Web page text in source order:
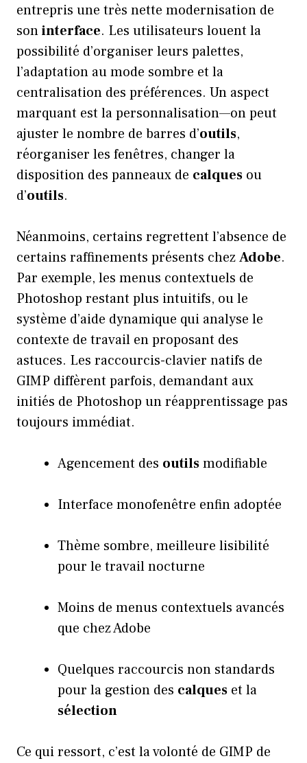
entrepris une très nette modernisation de
soninterface. Les utilisateurs louent la
possibilité d’organiser leurs palettes,
l’adaptation au mode sombre et la
centralisation des préférences. Un aspect
marquant est la personnalisation—on peut
ajuster le nombre de barres d’outils,
réorganiser les fenêtres, changer la
disposition des panneaux de calques ou
d’outils.
Néanmoins, certains regrettent l’absence de
certains raffinements présents chezAdobe.
Par exemple, les menus contextuels de
Photoshop restant plus intuitifs, ou le
système d’aide dynamique qui analyse le
contexte de travail en proposant des
astuces. Les raccourcis-clavier natifs de
GIMP diffèrent parfois, demandant aux
initiés de Photoshop un réapprentissage pas
toujours immédiat.
Agencement des outilsmodifiable
Interface monofenêtre enfin adoptée
Thème sombre, meilleure lisibilité
pour le travail nocturne
Moins de menus contextuels avancés
que chez Adobe
Quelques raccourcis non standards
pour la gestion des calques et la
sélection
Ce qui ressort, c’est la volonté de GIMP de